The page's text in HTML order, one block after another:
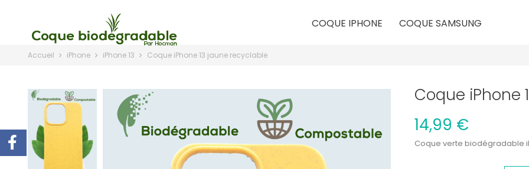
COQUE IPHONE COQUE SAMSUNG
Accueil iPhone iPhone 13 Coque iPhone 13 jaune recyclable
Coque iPhone
14,99 €
Coque verte biodégradable